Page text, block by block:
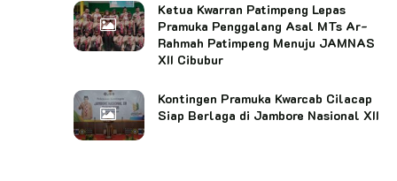
Ketua Kwarran Patimpeng Lepas
Pramuka Penggalang Asal MTs Ar-
Rahmah Patimpeng Menuju JAMNAS
XII Cibubur
Kontingen Pramuka Kwarcab Cilacap
Siap Berlaga di Jambore Nasional XII